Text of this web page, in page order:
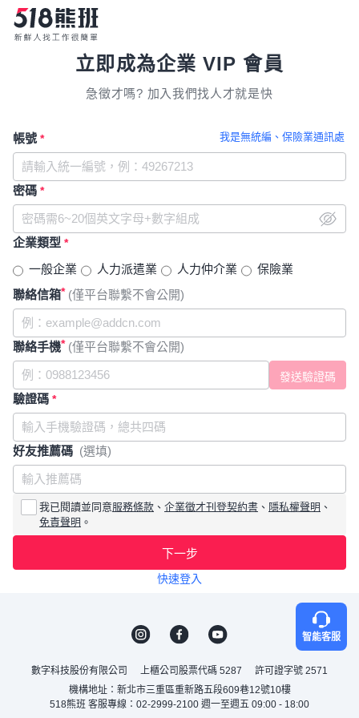
立即成為企業 VIP 會員
急徵才嗎? 加入我們找人才就是快
我是無統編、保險業通訊處
帳號 *
密碼 *
企業類型 *
一般企業 人力派遣業 人力仲介業
保險業
聯絡信箱* (僅平台聯繫不會公開)
聯絡手機* (僅平台聯繫不會公開)
驗證碼 *
好友推薦碼 (選填)
我已閱讀並同意服務條款 、 企業徵才刊登契約書 、 隱私權聲明 、
免責聲明 。
下一步
快速登入
智能客服
數字科技股份有限公司 上櫃公司股票代碼 5287
許可證字號 2571
機構地址：新北市三重區重新路五段609巷12號10樓
518熊班 客服專線：02-2999-2100 週一至週五 09:00 - 18:00